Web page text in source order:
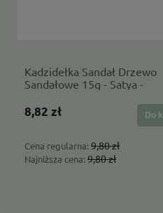
Kadzidełka Sandał Drzewo
Sandałowe 15g - Satya -
8,82 zł
Cena regularna: 9,80 zł
Najniższa cena: 9,80 zł
Do